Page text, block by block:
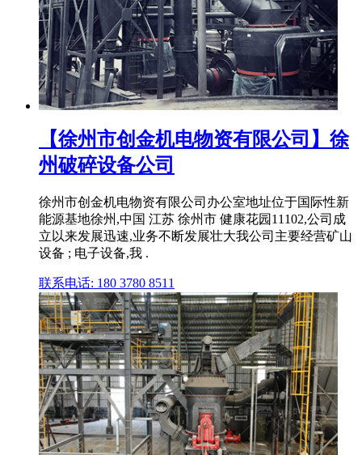
【徐州市创金机电物资有限公司】徐
州破碎设备公司
徐州市创金机电物资有限公司办公室地址位于国际性新
能源基地徐州,中国 江苏 徐州市 健康花园11102,公司成
立以来发展迅速,业务不断发展壮大我公司主要经营矿山
设备 ; 电子设备,我 .
联系电话: 180 3780 8511